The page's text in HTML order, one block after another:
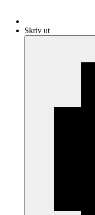
Skriv ut